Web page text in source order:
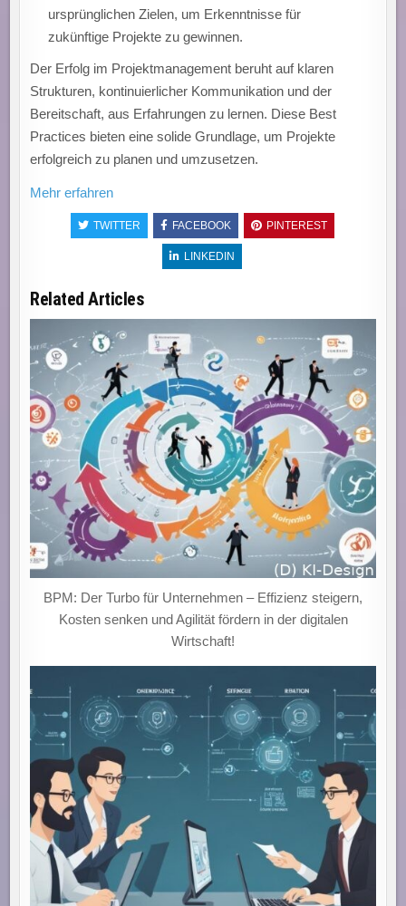
ursprünglichen Zielen, um Erkenntnisse für
zukünftige Projekte zu gewinnen.
Der Erfolg im Projektmanagement beruht auf klaren
Strukturen, kontinuierlicher Kommunikation und der
Bereitschaft, aus Erfahrungen zu lernen. Diese Best
Practices bieten eine solide Grundlage, um Projekte
erfolgreich zu planen und umzusetzen.
Mehr erfahren
TWITTER FACEBOOK PINTEREST
LINKEDIN
Related Articles
BPM: Der Turbo für Unternehmen – Effizienz steigern,
Kosten senken und Agilität fördern in der digitalen
Wirtschaft!